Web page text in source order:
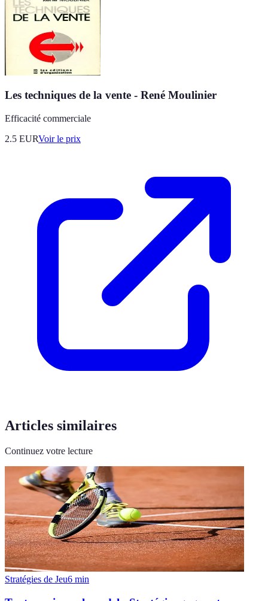
Les techniques de la vente - René Moulinier
Efficacité commerciale
2.5 EURVoir le prix
Articles similaires
Continuez votre lecture
Stratégies de Jeu6 min